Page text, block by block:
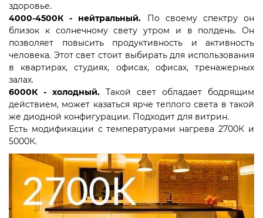
здоровье. ⠀
4000-4500К - нейтральный. По своему спектру он
близок к солнечному свету утром и в полдень. Он
позволяет повысить продуктивность и активность
человека. Этот свет стоит выбирать для использования
в квартирах, студиях, офисах, офисах, тренажерных
залах. ⠀
6000К - холодный. Такой свет обладает бодрящим
действием, может казаться ярче теплого света в такой
же диодной конфигурации. Подходит для витрин.
Есть модификации с температурами нагрева 2700К и
5000К.